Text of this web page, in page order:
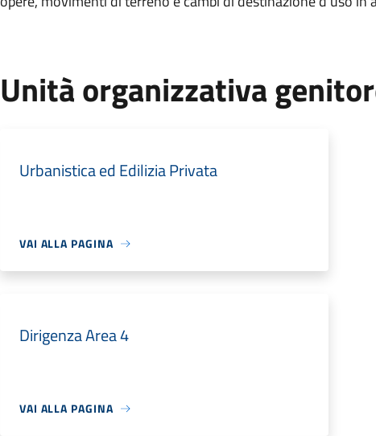
Unità organizzativa
Urbanistica ed Edilizia Privata
VAI ALLA PAGINA
Dirigenza Area 4
VAI ALLA PAGINA